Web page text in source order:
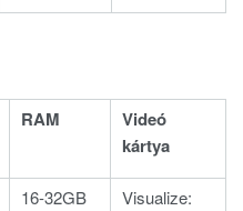
RAM
Videó
kártya
16-32GB
Visualize: